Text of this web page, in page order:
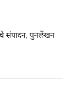
संपादन, पुनर्लेखन